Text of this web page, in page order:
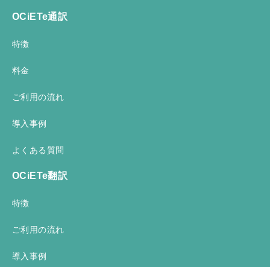
OCiETe通訳
特徴
料金
ご利用の流れ
導入事例
よくある質問
OCiETe翻訳
特徴
ご利用の流れ
導入事例